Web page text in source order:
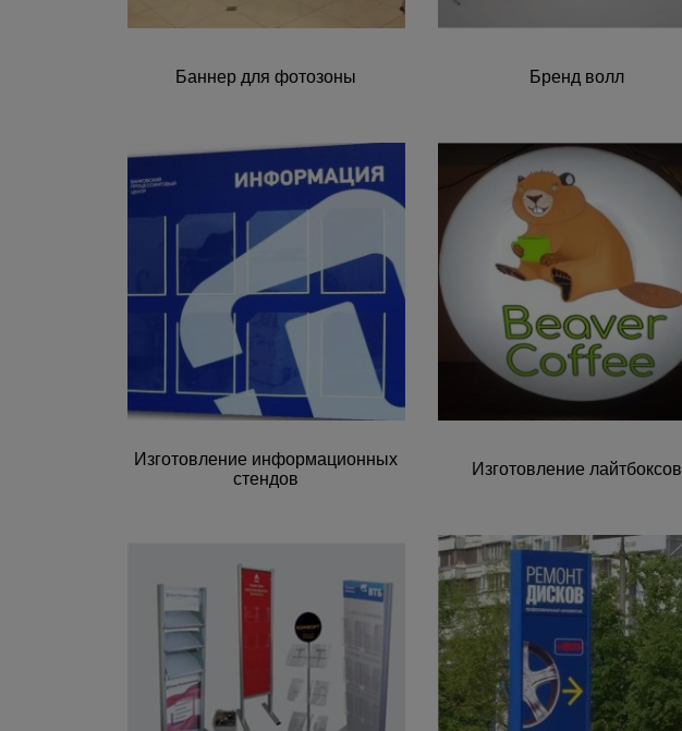
Баннер для фотозоны Бренд волл
Изготовление информационных
стендов
Изготовление лайтбоксов